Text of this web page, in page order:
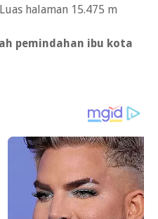
halaman 15.475 m
pemindahan ibu kota